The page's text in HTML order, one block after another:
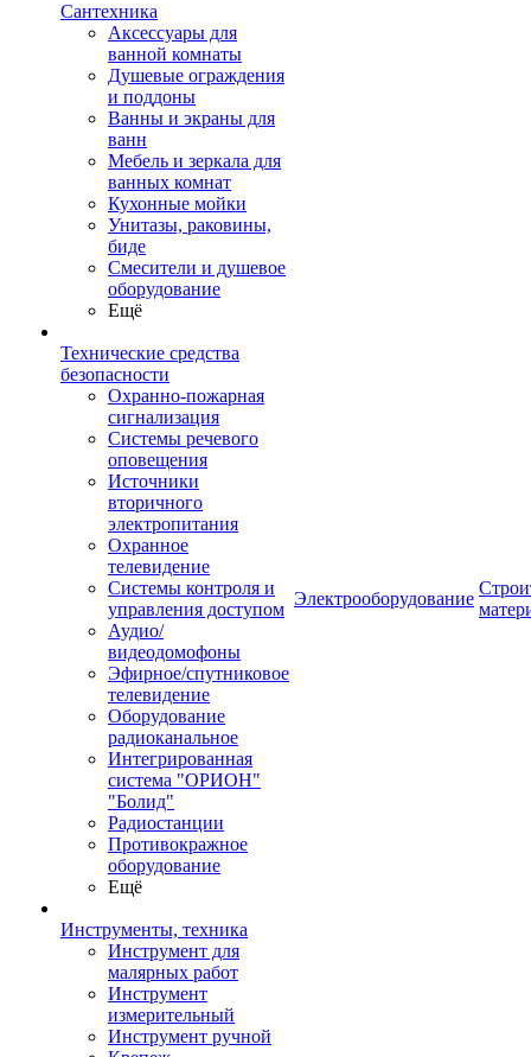
Сантехника
Аксессуары для
ванной комнаты
Душевые ограждения
и поддоны
Ванны и экраны для
ванн
Мебель и зеркала для
ванных комнат
Кухонные мойки
Унитазы, раковины,
биде
Смесители и душевое
оборудование
Ещё
Технические средства
безопасности
Охранно-пожарная
сигнализация
Системы речевого
оповещения
Источники
вторичного
электропитания
Охранное
телевидение
Системы контроля и
управления доступом
Аудио/
видеодомофоны
Эфирное/спутниковое
телевидение
Оборудование
радиоканальное
Интегрированная
система "ОРИОН"
"Болид"
Радиостанции
Противокражное
оборудование
Ещё
Инструменты, техника
Инструмент для
малярных работ
Инструмент
измерительный
Инструмент ручной
Электрооборудование